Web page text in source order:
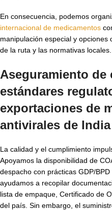
En consecuencia, podemos
internacional de medicamentos
manipulación especial y opciones
de la ruta y las normativas locales.
Aseguramiento de
estándares
exportaciones de
antivirales de India
La calidad y el cumplimiento
Apoyamos la disponibilidad de
despacho con prácticas GDP/
ayudamos a recopilar
lista de empaque, Certificado de
del país. Sin embargo, el